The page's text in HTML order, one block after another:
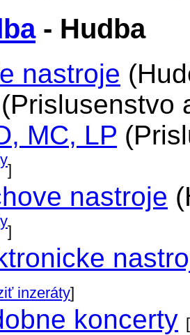
- Hudba
nastroje
(Prislusenstvo
MC, LP
]
nastroje
]
inzeráty]
koncerty [